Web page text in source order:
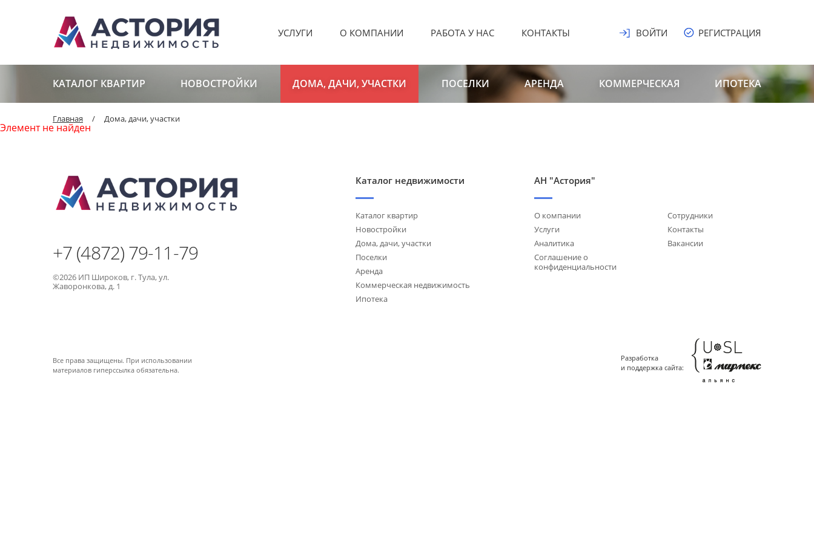
УСЛУГИ О КОМПАНИИ РАБОТА У НАС КОНТАКТЫ ВОЙТИ РЕГИСТРАЦИЯ
КАТАЛОГ КВАРТИР НОВОСТРОЙКИ ДОМА, ДАЧИ, УЧАСТКИ ПОСЕЛКИ АРЕНДА КОММЕРЧЕСКАЯ ИПОТЕКА
Главная / Дома, дачи, участки
Элемент не найден
+7 (4872) 79-11-79
©2026 ИП Широков, г. Тула, ул.
Жаворонкова, д. 1
Все права защищены. При использовании
материалов гиперссылка обязательна.
Каталог недвижимости
Каталог квартир
Новостройки
Дома, дачи, участки
Поселки
Аренда
Коммерческая недвижимость
Ипотека
АН "Астория"
О компании
Услуги
Аналитика
Соглашение о
конфиденциальности
Сотрудники
Контакты
Вакансии
Разработка
и поддержка сайта: